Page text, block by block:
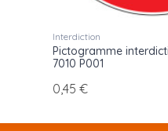
Interdiction
Pictogramme
7010 P001
0,45 €